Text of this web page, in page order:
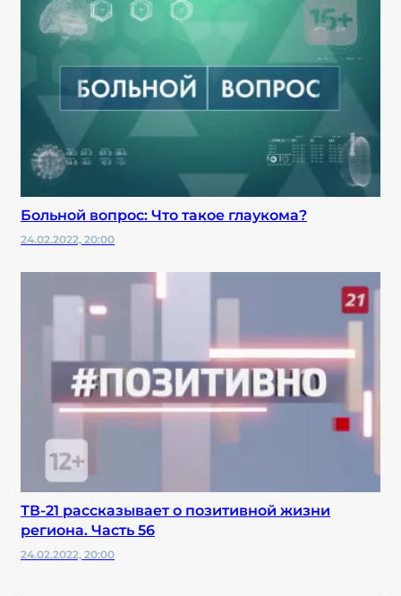
Больной вопрос: Что такое глаукома?
24.02.2022, 20:00
ТВ-21 рассказывает о позитивной жизни
региона. Часть 56
24.02.2022, 20:00